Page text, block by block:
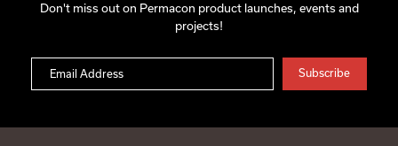
Don't miss out on Permacon product launches, events and
projects!